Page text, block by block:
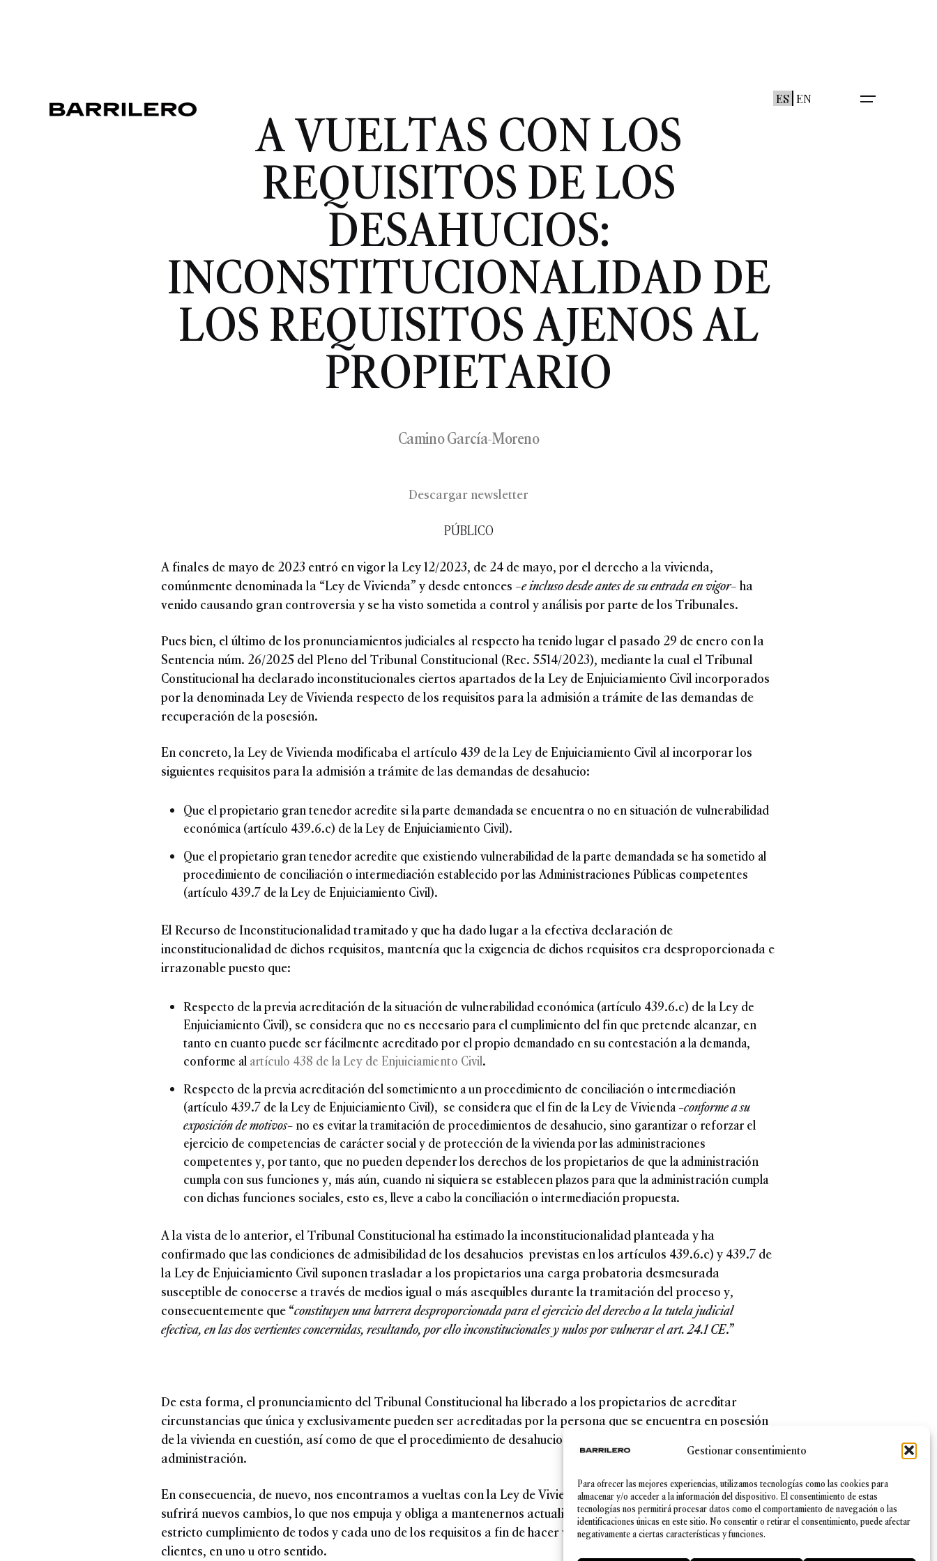
Gestionar consentimiento
Para ofrecer las mejores experiencias, utilizamos tecnologías como las cookies para
almacenar y/o acceder a la información del dispositivo. El consentimiento de estas
tecnologías nos permitirá procesar datos como el comportamiento de navegación o las
identificaciones únicas en este sitio. No consentir o retirar el consentimiento, puede afectar
negativamente a ciertas características y funciones.
ES EN
A VUELTAS CON LOS
REQUISITOS DE LOS
DESAHUCIOS:
INCONSTITUCIONALIDAD DE
LOS REQUISITOS AJENOS AL
PROPIETARIO
Camino García-Moreno
Descargar newsletter
PÚBLICO
A finales de mayo de 2023 entró en vigor la Ley 12/2023, de 24 de mayo, por el derecho a la vivienda,
comúnmente denominada la “Ley de Vivienda” y desde entonces –e incluso desde antes de su entrada en vigor– ha
venido causando gran controversia y se ha visto sometida a control y análisis por parte de los Tribunales.
Pues bien, el último de los pronunciamientos judiciales al respecto ha tenido lugar el pasado 29 de enero con la
Sentencia núm. 26/2025 del Pleno del Tribunal Constitucional (Rec. 5514/2023), mediante la cual el Tribunal
Constitucional ha declarado inconstitucionales ciertos apartados de la Ley de Enjuiciamiento Civil incorporados
por la denominada Ley de Vivienda respecto de los requisitos para la admisión a trámite de las demandas de
recuperación de la posesión.
En concreto, la Ley de Vivienda modificaba el artículo 439 de la Ley de Enjuiciamiento Civil al incorporar los
siguientes requisitos para la admisión a trámite de las demandas de desahucio:
Que el propietario gran tenedor acredite si la parte demandada se encuentra o no en situación de vulnerabilidad
económica (artículo 439.6.c) de la Ley de Enjuiciamiento Civil).
Que el propietario gran tenedor acredite que existiendo vulnerabilidad de la parte demandada se ha sometido al
procedimiento de conciliación o intermediación establecido por las Administraciones Públicas competentes
(artículo 439.7 de la Ley de Enjuiciamiento Civil).
El Recurso de Inconstitucionalidad tramitado y que ha dado lugar a la efectiva declaración de
inconstitucionalidad de dichos requisitos, mantenía que la exigencia de dichos requisitos era desproporcionada e
irrazonable puesto que:
Respecto de la previa acreditación de la situación de vulnerabilidad económica (artículo 439.6.c) de la Ley de
Enjuiciamiento Civil), se considera que no es necesario para el cumplimiento del fin que pretende alcanzar, en
tanto en cuanto puede ser fácilmente acreditado por el propio demandado en su contestación a la demanda,
conforme al artículo 438 de la Ley de Enjuiciamiento Civil.
Respecto de la previa acreditación del sometimiento a un procedimiento de conciliación o intermediación
(artículo 439.7 de la Ley de Enjuiciamiento Civil), se considera que el fin de la Ley de Vivienda –conforme a su
exposición de motivos– no es evitar la tramitación de procedimientos de desahucio, sino garantizar o reforzar el
ejercicio de competencias de carácter social y de protección de la vivienda por las administraciones
competentes y, por tanto, que no pueden depender los derechos de los propietarios de que la administración
cumpla con sus funciones y, más aún, cuando ni siquiera se establecen plazos para que la administración cumpla
con dichas funciones sociales, esto es, lleve a cabo la conciliación o intermediación propuesta.
A la vista de lo anterior, el Tribunal Constitucional ha estimado la inconstitucionalidad planteada y ha
confirmado que las condiciones de admisibilidad de los desahucios previstas en los artículos 439.6.c) y 439.7 de
la Ley de Enjuiciamiento Civil suponen trasladar a los propietarios una carga probatoria desmesurada
susceptible de conocerse a través de medios igual o más asequibles durante la tramitación del proceso y,
consecuentemente que “constituyen una barrera desproporcionada para el ejercicio del derecho a la tutela judicial
efectiva, en las dos vertientes concernidas, resultando, por ello inconstitucionales y nulos por vulnerar el art. 24.1 CE.”
De esta forma, el pronunciamiento del Tribunal Constitucional ha liberado a los propietarios de acreditar
circunstancias que única y exclusivamente pueden ser acreditadas por la persona que se encuentra en posesión
de la vivienda en cuestión, así como de que el procedimiento de desahucio dependa de los tiempos de la
administración.
En consecuencia, de nuevo, nos encontramos a vueltas con la Ley de Vivienda y expectantes de si la misma
sufrirá nuevos cambios, lo que nos empuja y obliga a mantenernos actualizados y a ser escrupulosos en el
estricto cumplimiento de todos y cada uno de los requisitos a fin de hacer valer los derechos de nuestros
clientes, en uno u otro sentido.